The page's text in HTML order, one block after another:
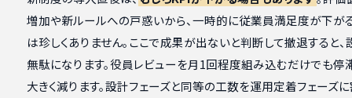
増加や新ルールへの戸惑いから、一時的に従業員満足度が下が
は珍しくありません。ここで成果が出ないと判断して撤退すると
無駄になります。役員レビューを月1回程度組み込むだけでも停
大きく減ります。設計フェーズと同等の工数を運用定着フェーズに